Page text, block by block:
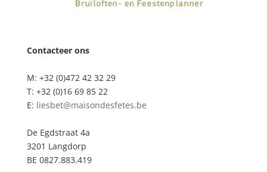
Contacteer ons
M: +32 (0)472 42 32 29
T: +32 (0)16 69 85 22
E: liesbet@maisondesfetes.be
De Egdstraat 4a
3201 Langdorp
BE 0827.883.419